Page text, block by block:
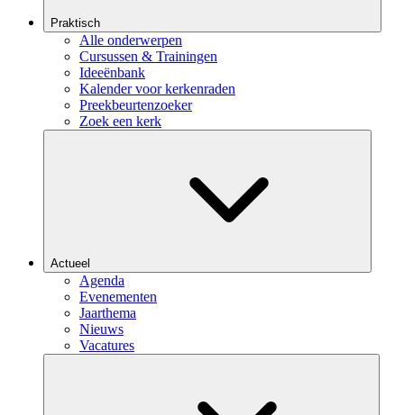
Praktisch
Alle onderwerpen
Cursussen & Trainingen
Ideeënbank
Kalender voor kerkenraden
Preekbeurtenzoeker
Zoek een kerk
Actueel
Agenda
Evenementen
Jaarthema
Nieuws
Vacatures